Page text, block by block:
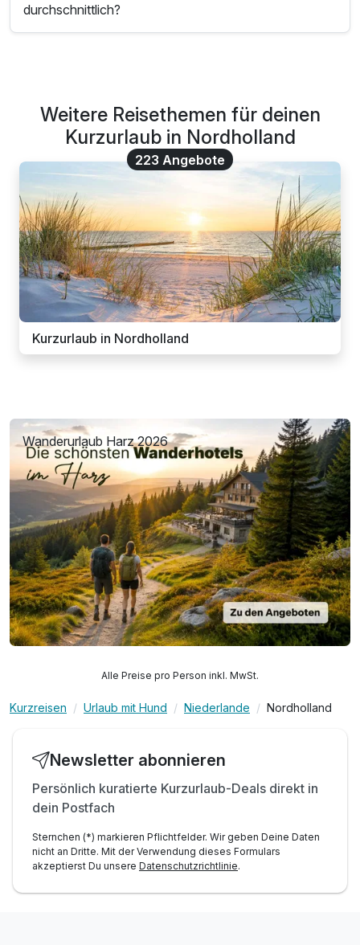
durchschnittlich?
Weitere Reisethemen für deinen
Kurzurlaub in Nordholland
223 Angebote
Kurzurlaub in Nordholland
Wanderurlaub Harz 2026
Alle Preise pro Person inkl. MwSt.
Kurzreisen Urlaub mit Hund Niederlande Nordholland
Newsletter abonnieren
Persönlich kuratierte Kurzurlaub-Deals direkt in
dein Postfach
Sternchen (*) markieren Pflichtfelder. Wir geben Deine Daten
nicht an Dritte. Mit der Verwendung dieses Formulars
akzeptierst Du unsere Datenschutzrichtlinie.